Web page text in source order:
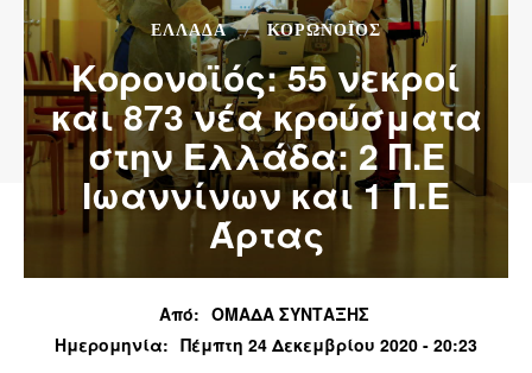
ΕΛΛΆΔΑ ΚΟΡΩΝΟΪΌΣ
Κορονοϊός: 55 νεκροί
και 873 νέα κρούσματα
στην Ελλάδα: 2 Π.Ε
Ιωαννίνων και 1 Π.Ε
Άρτας
Από: ΟΜΑΔΑ ΣΥΝΤΑΞΗΣ
Ημερομηνία: Πέμπτη 24 Δεκεμβρίου 2020 - 20:23